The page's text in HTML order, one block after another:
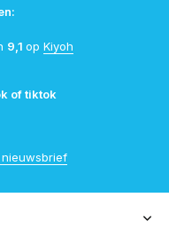
9,1 op Kiyoh
of tiktok